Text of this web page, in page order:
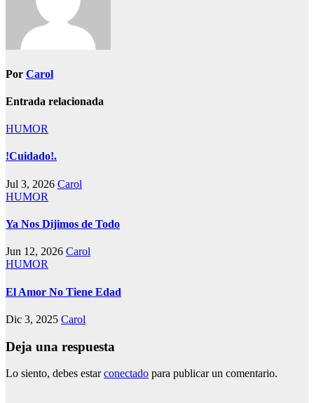
Por Carol
Entrada relacionada
HUMOR
!Cuidado!.
Jul 3, 2026 Carol
HUMOR
Ya Nos Dijimos de Todo
Jun 12, 2026 Carol
HUMOR
El Amor No Tiene Edad
Dic 3, 2025 Carol
Deja una respuesta
Lo siento, debes estarconectado para publicar un comentario.